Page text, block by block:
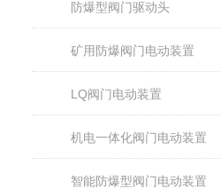
防爆型阀门驱动头
矿用防爆阀门电动装置
LQ阀门电动装置
机电一体化阀门电动装置
智能防爆型阀门电动装置